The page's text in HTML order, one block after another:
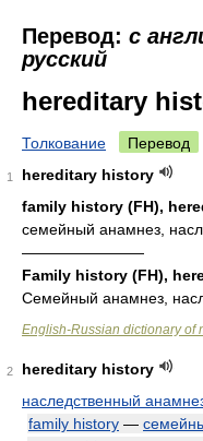
Перевод: с
русский
hereditary
Толкование Перевод
1
hereditary history
family history (FH),
семейный анамнез,
————————
Family history (FH),
Семейный анамнез,
English-Russian dictionary of
2
hereditary history
наследственный
family history —